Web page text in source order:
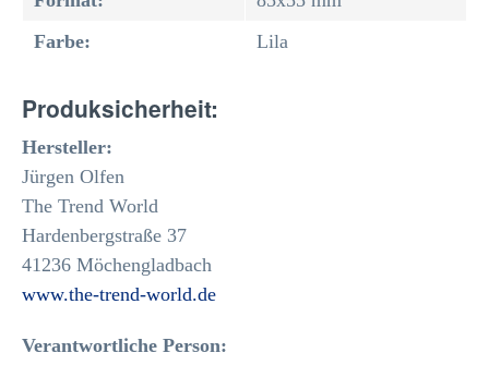
Farbe:
Lila
Produksicherheit:
Hersteller:
Jürgen Olfen
The Trend World
Hardenbergstraße 37
41236 Möchengladbach
www.the-trend-world.de
Verantwortliche Person: